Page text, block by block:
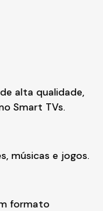
alta qualidade,
Smart TVs.
músicas e jogos.
formato